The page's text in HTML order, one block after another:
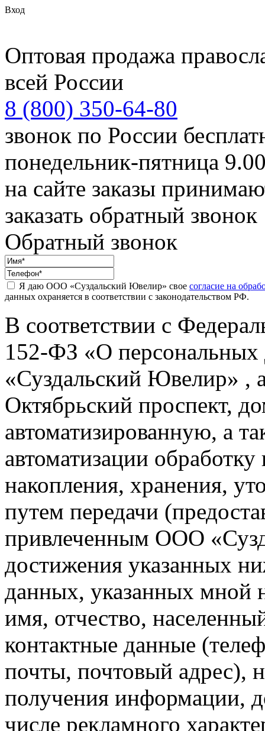
Вход
Оптовая продажа
всей России
8 (800) 350-64-80
звонок по России
понедельник-пятница
на сайте заказы
заказать обратный звонок
Обратный звонок
Я даю ООО «Суздальский Ювелир» свое согласие на
данных охраняется в соответствии с законодательством РФ.
В соответствии с
152-ФЗ «О
«Суздальский Ювелир» ,
Октябрьский проспект,
автоматизированную, а
автоматизации
накопления, хранения,
путем передачи
привлеченным ООО
достижения указанных
данных, указанных мной
имя, отчество,
контактные данные
почты, почтовый адрес),
получения информации,
числе рекламного